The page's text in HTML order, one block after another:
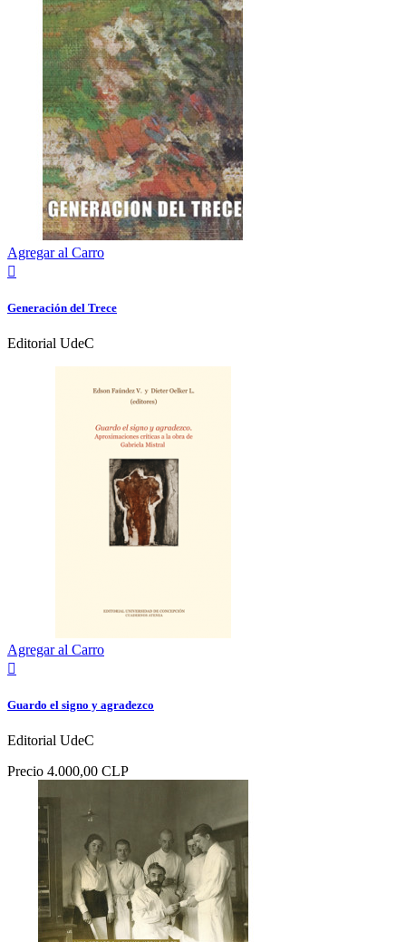
Agregar al Carro

Generación del Trece
Editorial UdeC
Agregar al Carro

Guardo el signo y agradezco
Editorial UdeC
Precio 4.000,00 CLP